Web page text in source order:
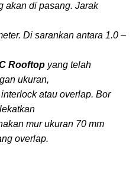
akan di pasang. Jarak
Di sarankan antara 1.0 –
Rooftop yang telah
ukuran,
atau overlap. Bor
mur ukuran 70 mm
overlap.